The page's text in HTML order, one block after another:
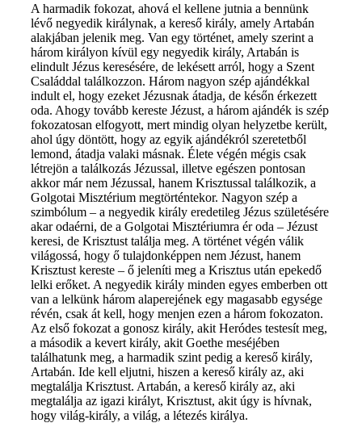
A harmadik fokozat, ahová el kellene jutnia a bennünk
lévő negyedik királynak, a kereső király, amely Artabán
alakjában jelenik meg. Van egy történet, amely szerint a
három királyon kívül egy negyedik király, Artabán is
elindult Jézus keresésére, de lekésett arról, hogy a Szent
Családdal találkozzon. Három nagyon szép ajándékkal
indult el, hogy ezeket Jézusnak átadja, de későn érkezett
oda. Ahogy tovább kereste Jézust, a három ajándék is szép
fokozatosan elfogyott, mert mindig olyan helyzetbe került,
ahol úgy döntött, hogy az egyik ajándékról szeretetből
lemond, átadja valaki másnak. Élete végén mégis csak
létrejön a találkozás Jézussal, illetve egészen pontosan
akkor már nem Jézussal, hanem Krisztussal találkozik, a
Golgotai Misztérium megtörténtekor. Nagyon szép a
szimbólum – a negyedik király eredetileg Jézus születésére
akar odaérni, de a Golgotai Misztériumra ér oda – Jézust
keresi, de Krisztust találja meg. A történet végén válik
világossá, hogy ő tulajdonképpen nem Jézust, hanem
Krisztust kereste – ő jeleníti meg a Krisztus után epekedő
lelki erőket. A negyedik király minden egyes emberben ott
van a lelkünk három alaperejének egy magasabb egysége
révén, csak át kell, hogy menjen ezen a három fokozaton.
Az első fokozat a gonosz király, akit Heródes testesít meg,
a második a kevert király, akit Goethe meséjében
találhatunk meg, a harmadik szint pedig a kereső király,
Artabán. Ide kell eljutni, hiszen a kereső király az, aki
megtalálja Krisztust. Artabán, a kereső király az, aki
megtalálja az igazi királyt, Krisztust, akit úgy is hívnak,
hogy világ-király, a világ, a létezés királya.